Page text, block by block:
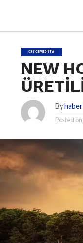
OTOMOTIV
NEW
By
Posted on